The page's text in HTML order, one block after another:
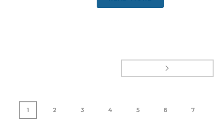
1 2 3 4 5 6 7